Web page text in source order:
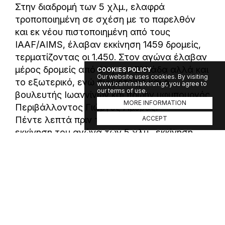
COOKIES POLICY
Our website uses cookies. By visiting
www.ioanninalakerun.gr, you agree to
our terms of use.
MORE INFORMATION
ACCEPT
Στην διαδρομή των 5 χλμ., ελαφρά
τροποποιημένη σε σχέση με το παρελθόν
και εκ νέου πιστοποιημένη από τους
IAAF/AIMS, έλαβαν εκκίνηση 1459 δρομείς,
τερματίζοντας οι 1.450. Στον αγώνα έλαβαν
μέρος δρομείς από όλη την Ελλάδα αλλά και
το εξωτερικό, ενώ συμμετείχε και ο
βουλευτής Ιωαννίνων και πρώην υφυπουργός
Περιβάλλοντος Γιώργος Αμυράς.
Πέντε λεπτά πριν την προγραμματισμένη
εκκίνηση του αγώνα των 5 χλμ., εκκίνηση